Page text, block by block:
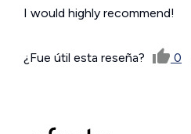
I would highly recommend!
¿Fue útil esta reseña? 0